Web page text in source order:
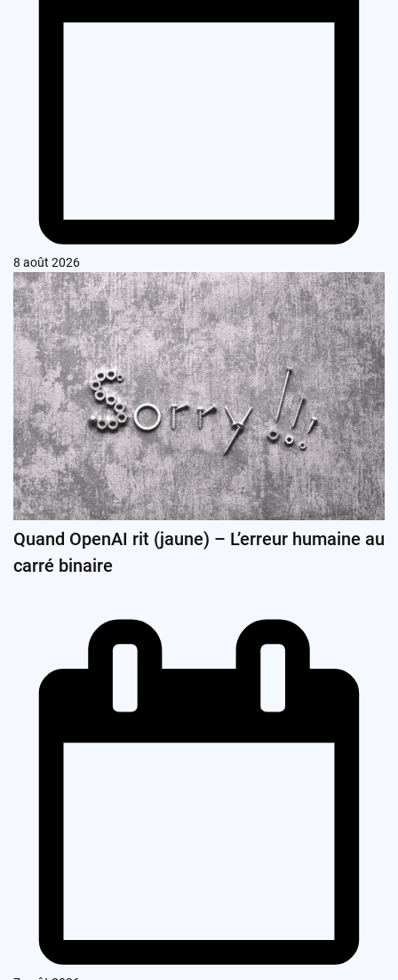
8 août 2026
Quand OpenAI rit (jaune) – L’erreur humaine au
carré binaire